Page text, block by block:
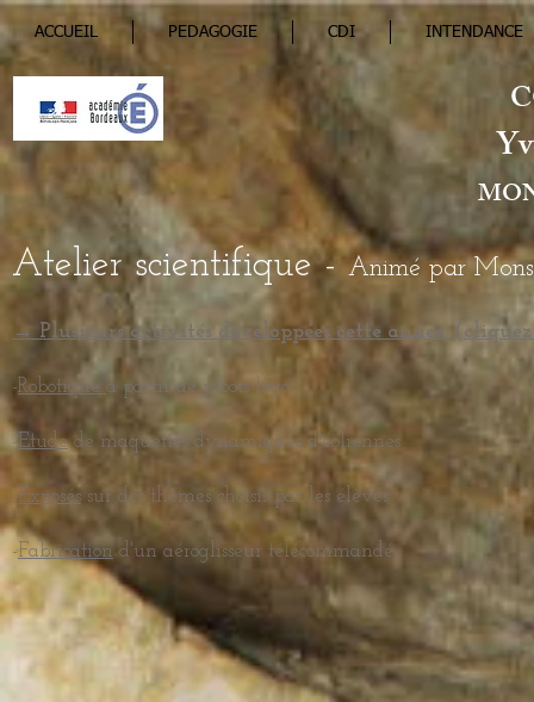
ACCUEIL PEDAGOGIE CDI INTENDANCE
Atelier scientifique -Animé par
→ Plusieurs activités développées cette année:
-Robotique à partir de robots légo
-Etudede maquettes dynamiques d'éoliennes
-Exposés sur des thèmes choisis par les élèves
-Fabrication d'un aéroglisseur télécommandé.